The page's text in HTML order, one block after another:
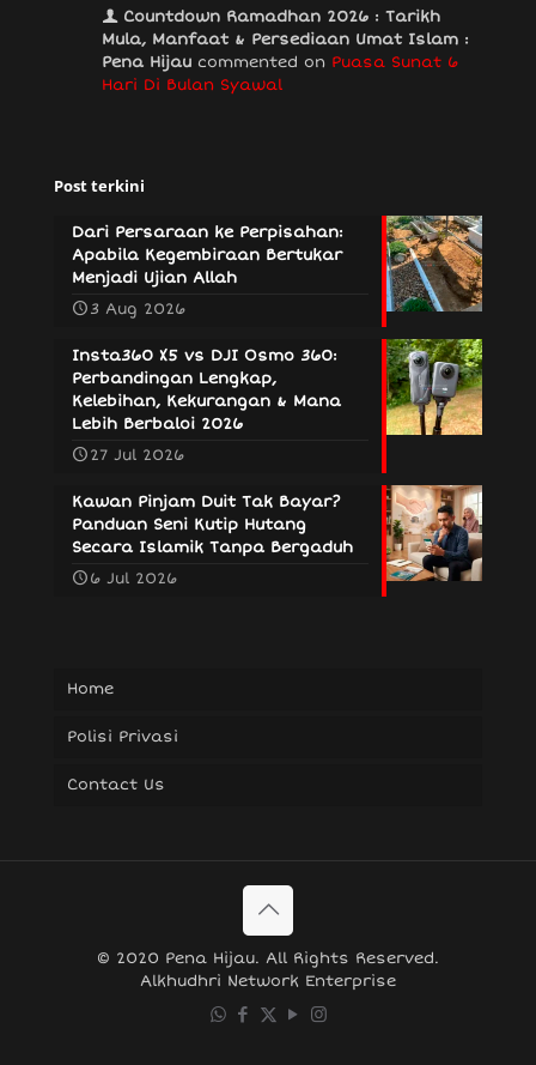
Countdown Ramadhan 2026 : Tarikh
Mula, Manfaat & Persediaan Umat Islam :
Pena Hijau commented on Puasa Sunat 6
Hari Di Bulan Syawal
Post terkini
Dari Persaraan ke Perpisahan:
Apabila Kegembiraan Bertukar
Menjadi Ujian Allah
3 Aug 2026
Insta360 X5 vs DJI Osmo 360:
Perbandingan Lengkap,
Kelebihan, Kekurangan & Mana
Lebih Berbaloi 2026
27 Jul 2026
Kawan Pinjam Duit Tak Bayar?
Panduan Seni Kutip Hutang
Secara Islamik Tanpa Bergaduh
6 Jul 2026
Home
Polisi Privasi
Contact Us
© 2020 Pena Hijau. All Rights Reserved.
Alkhudhri Network Enterprise